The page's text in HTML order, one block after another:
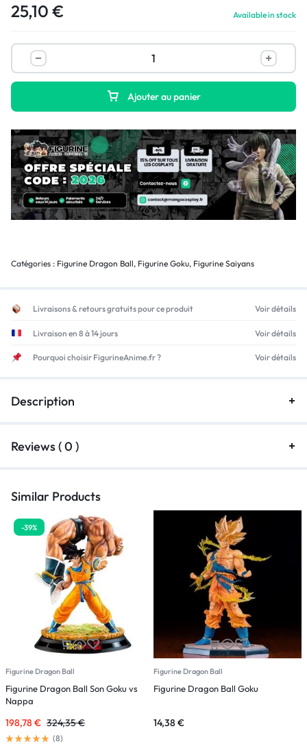
25,10 € Available in stock
Ajouter au panier
Catégories : Figurine Dragon Ball, Figurine Goku, Figurine Saiyans
Livraisons & retours gratuits pour ce produit Voir détails
Livraison en 8 à 14 jours Voir détails
Pourquoi choisir FigurineAnime.fr ? Voir détails
Description
Reviews ( 0 )
Similar Products
-39%
Figurine Dragon Ball
Figurine Dragon Ball Son Goku vs
Nappa
198,78€ 324,35€
(8)
Figurine Dragon Ball
Figurine Dragon Ball Goku
14,38€